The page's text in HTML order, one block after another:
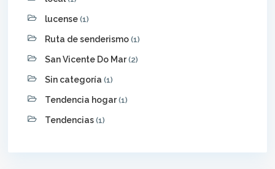
lucense (1)
Ruta de senderismo (1)
San Vicente Do Mar(2)
Sin categoría (1)
Tendencia hogar(1)
Tendencias (1)